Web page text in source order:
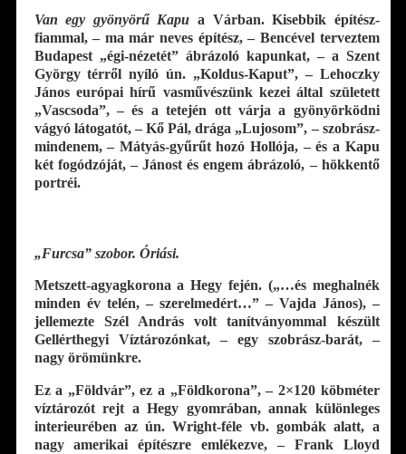
Van egy gyönyörű Kapu a Várban. Kisebbik építész-
fiammal, – ma már neves építész, – Bencével terveztem
Budapest „égi-nézetét” ábrázoló kapunkat, – a Szent
György térről nyíló ún. „Koldus-Kaput”, – Lehoczky
János európai hírű vasművészünk kezei által született
„Vascsoda”, – és a tetején ott várja a gyönyörködni
vágyó látogatót, – Kő Pál, drága „Lujosom”, – szobrász-
mindenem, – Mátyás-gyűrűt hozó Hollója, – és a Kapu
két fogódzóját, – Jánost és engem ábrázoló, – hökkentő
portréi.
„Furcsa” szobor. Óriási.
Metszett-agyagkorona a Hegy fején. („…és meghalnék
minden év telén, – szerelmedért…” – Vajda János), –
jellemezte Szél András volt tanítványommal készült
Gellérthegyi Víztározónkat, – egy szobrász-barát, –
nagy örömünkre.
Ez a „Földvár”, ez a „Földkorona”, – 2×120 köbméter
víztározót rejt a Hegy gyomrában, annak különleges
interieurében az ún. Wright-féle vb. gombák alatt, a
nagy amerikai építészre emlékezve, – Frank Lloyd